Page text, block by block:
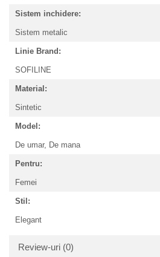
Sistem inchidere:
Sistem metalic
Linie Brand:
SOFILINE
Material:
Sintetic
Model:
De umar, De mana
Pentru:
Femei
Stil:
Elegant
Review-uri (0)